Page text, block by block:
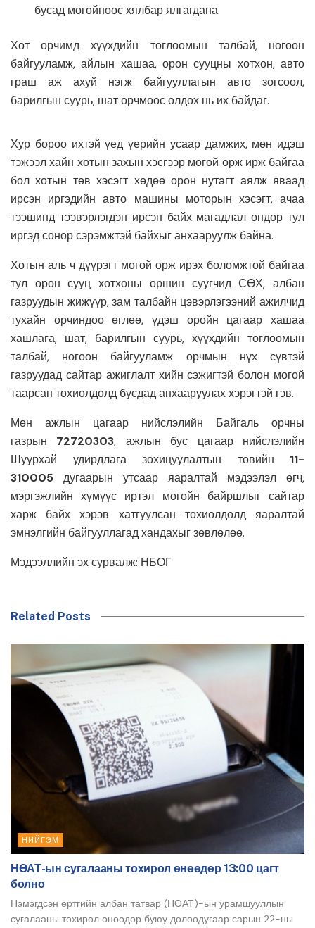
бусад могойноос хялбар ялгагдана.
Хот орчимд хүүхдийн тоглоомын талбай, ногоон
байгууламж, айлын хашаа, орон сууцны хотхон, авто
граш аж ахуй нэгж байгууллагын авто зогсоол,
барилгын суурь, шат орчмоос олдох нь их байдаг.
Хур бороо ихтэй үед үерийн усаар дамжих, мөн идэш
тэжээл хайн хотын захын хэсгээр могой орж ирж байгаа
бол хотын төв хэсэгт хөдөө орон нутагт аялж яваад
ирсэн иргэдийн авто машины моторын хэсэгт, ачаа
тээшинд тээвэрлэгдэн ирсэн байх магадлал өндөр тул
иргэд сонор сэрэмжтэй байхыг анхааруулж байна.
Хотын аль ч дүүрэгт могой орж ирэх боломжтой байгаа
тул орон сууц хотхоны оршин суугчид СӨХ, албан
газруудын жижүүр, зам талбайн цэвэрлэгээний ажилчид
тухайн орчиндоо өглөө, үдэш оройн цагаар хашаа
хашлага, шат, барилгын суурь, хүүхдийн тоглоомын
талбай, ногоон байгууламж орчмын нүх сүвтэй
газруудад сайтар ажиглалт хийн сэжигтэй болон могой
таарсан тохиолдолд бусдад анхааруулах хэрэгтэй гэв.
Мөн ажлын цагаар нийслэлийн Байгаль орчны
газрын 72720303, ажлын бус цагаар нийслэлийн
Шуурхай удирдлага зохицуулалтын төвийн 11-
310005 дугаарын утсаар яаралтай мэдээлэл өгч,
мэргэжлийн хүмүүс иртэл могойн байршлыг сайтар
харж байх хэрэв хатгуулсан тохиолдолд яаралтай
эмнэлгийн байгууллагад хандахыг зөвлөлөө.
Мэдээллийн эх сурвалж: НБОГ
Related Posts
НИЙГЭМ
НӨАТ-ын сугалааны тохирол өнөөдөр 13:00 цагт
болно
Нэмэгдсэн өртгийн албан татвар (НӨАТ)-ын урамшууллын
сугалааны тохирол өнөөдөр буюу долоодугаар сарын 22-ны